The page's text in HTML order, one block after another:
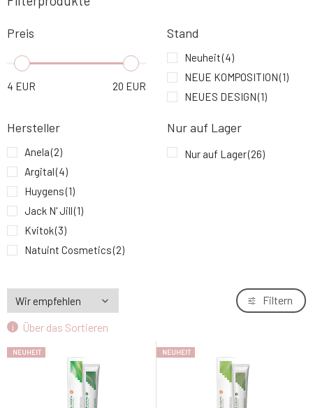
5.
6.
Soaphoria Zahnserum für sanfte
Zahnaufhellung 50 ml
95% 9.15 EUR
8.
Trew Coco Bliss Kokos-Lippenbalsam 10 ml
9.
Argital Aromatische Zahnpasta mit 7
Preis
4 EUR 20 EUR
Stand
Neuheit(4)
NEUE KOMPOSITION(1)
NEUES DESIGN(1)
Hersteller
Anela(2)
Argital(4)
Huygens(1)
Jack N' Jill(1)
Kvitok(3)
Natuint Cosmetics(2)
Soaphoria(3)
Trew(2)
Urtekram(4)
Nur auf Lager
Nur auf Lager(26)
Über das Sortieren
Filtern
NEUHEIT NEUHEIT